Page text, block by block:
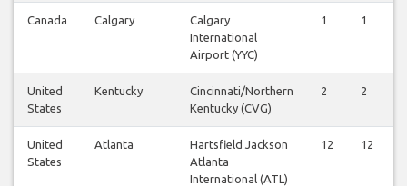
Canada Calgary
Calgary
International
Airport (YYC)
1 1
United
States
Kentucky
Cincinnati/Northern
Kentucky (CVG)
2 2
United
States
Atlanta
Hartsfield Jackson
Atlanta
International (ATL)
12 12